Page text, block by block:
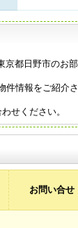
京都日野市のお部
件情報をご紹介さ
せください。
お問い合せ